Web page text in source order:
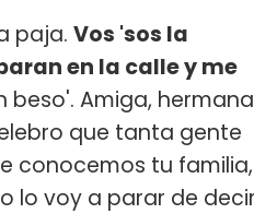
paja. Vos 'sos la
en la calle y me
beso'. Amiga, hermana
que tanta gente
conocemos tu familia,
lo voy a parar de